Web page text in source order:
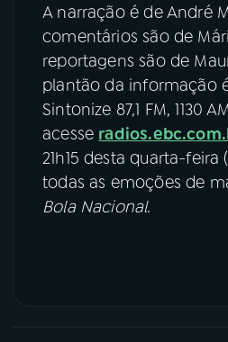
A narração é de André
comentários são de
reportagens são de
plantão da informação
Sintonize 87,1 FM, 1130
acesse
21h15 desta quarta-feira
todas as emoções de
Bola Nacional.